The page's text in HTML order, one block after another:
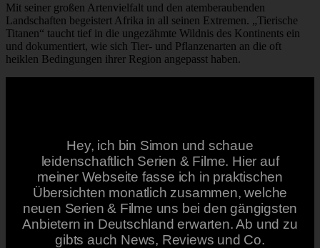
Mit seiner großen Artenvielfalt und den atemberaubenden
Landschaften begeistert Afrika in all seinen Extremen. „Tierische
Titanen“ taucht tief in die ungezähmte Wildnis des Kontinents ein
und dokumentiert, wie sich Tier- und Pflanzenarten an die oft
heiklen Bedingungen ihrer Region angepasst haben.
Hey, ich bin Simon und schaue
leidenschaftlich Serien & Filme. Hier auf
meiner Webseite fasse ich in praktischen
Übersichten monatlich zusammen, welche
neuen Serien & Filme uns bei den gängigsten
Anbietern in Deutschland erwarten. Ab und zu
gibts auch News, Reviews und Co.